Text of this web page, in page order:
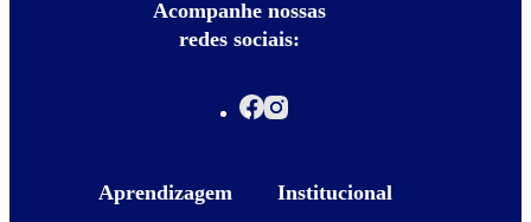
Acompanhe nossas
redes sociais:
Aprendizagem Institucional